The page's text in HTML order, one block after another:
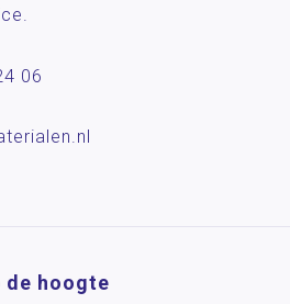
06
hoogte